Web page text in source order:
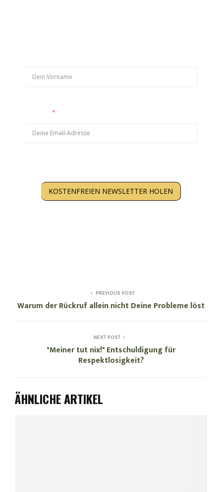
KOSTENFREIEN NEWSLETTER HOLEN
PREVIOUS POST
Warum der Rückruf allein nicht Deine Probleme löst
NEXT POST
"Meiner tut nix!" Entschuldigung für
Respektlosigkeit?
ÄHNLICHE ARTIKEL